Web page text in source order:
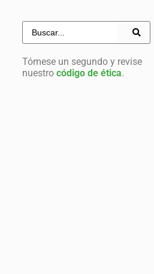
Tómese un segundo y revise
nuestro código de ética.